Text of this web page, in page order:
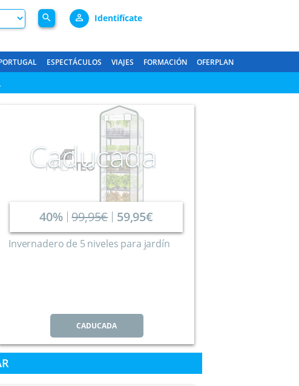
search person_outline Identifícate
ESPECTÁCULOS VIAJES FORMACIÓN OFERPLAN
Caducada
40% 99,95€ 59,95€
Invernadero de 5 niveles para jardín
CADUCADA